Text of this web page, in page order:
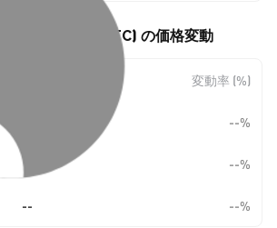
WBTC (PWBTC) の価格変動
変動率 (%)
--%
-- --%
-- --%